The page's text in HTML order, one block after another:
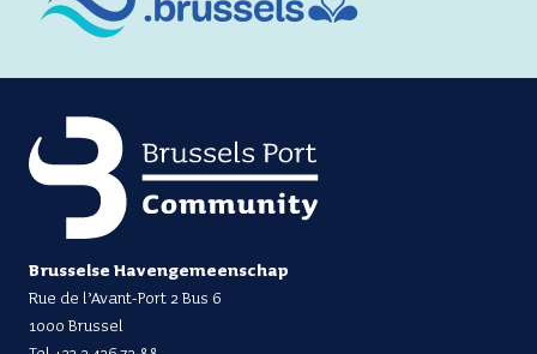
Brusselse Havengemeenschap
Rue de l’Avant-Port 2 Bus 6
1000 Brussel